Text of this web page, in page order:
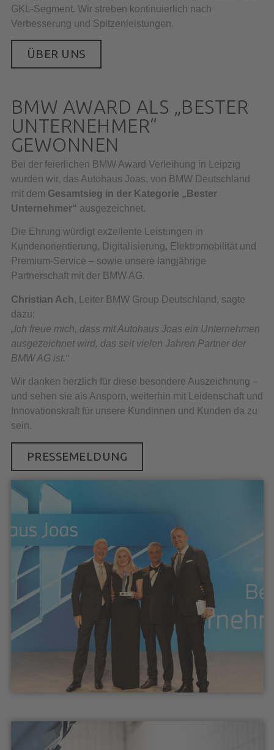
GKL-Segment. Wir streben kontinuierlich nach
Verbesserung und Spitzenleistungen.
ÜBER UNS
BMW AWARD ALS „BESTER
UNTERNEHMER“
GEWONNEN
Bei der feierlichen BMW Award Verleihung in Leipzig
wurden wir, das Autohaus Joas, von BMW Deutschland
mit dem Gesamtsieg in der Kategorie „Bester
Unternehmer“ ausgezeichnet.
Die Ehrung würdigt exzellente Leistungen in
Kundenorientierung, Digitalisierung, Elektromobilität und
Premium-Service – sowie unsere langjährige
Partnerschaft mit der BMW AG.
Christian Ach, Leiter BMW Group Deutschland, sagte
dazu:
„Ich freue mich, dass mit Autohaus Joas ein Unternehmen
ausgezeichnet wird, das seit vielen Jahren Partner der
BMW AG ist.“
Wir danken herzlich für diese besondere Auszeichnung –
und sehen sie als Ansporn, weiterhin mit Leidenschaft und
Innovationskraft für unsere Kundinnen und Kunden da zu
sein.
PRESSEMELDUNG